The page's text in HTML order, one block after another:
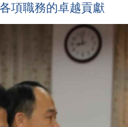
項職務的卓越貢獻